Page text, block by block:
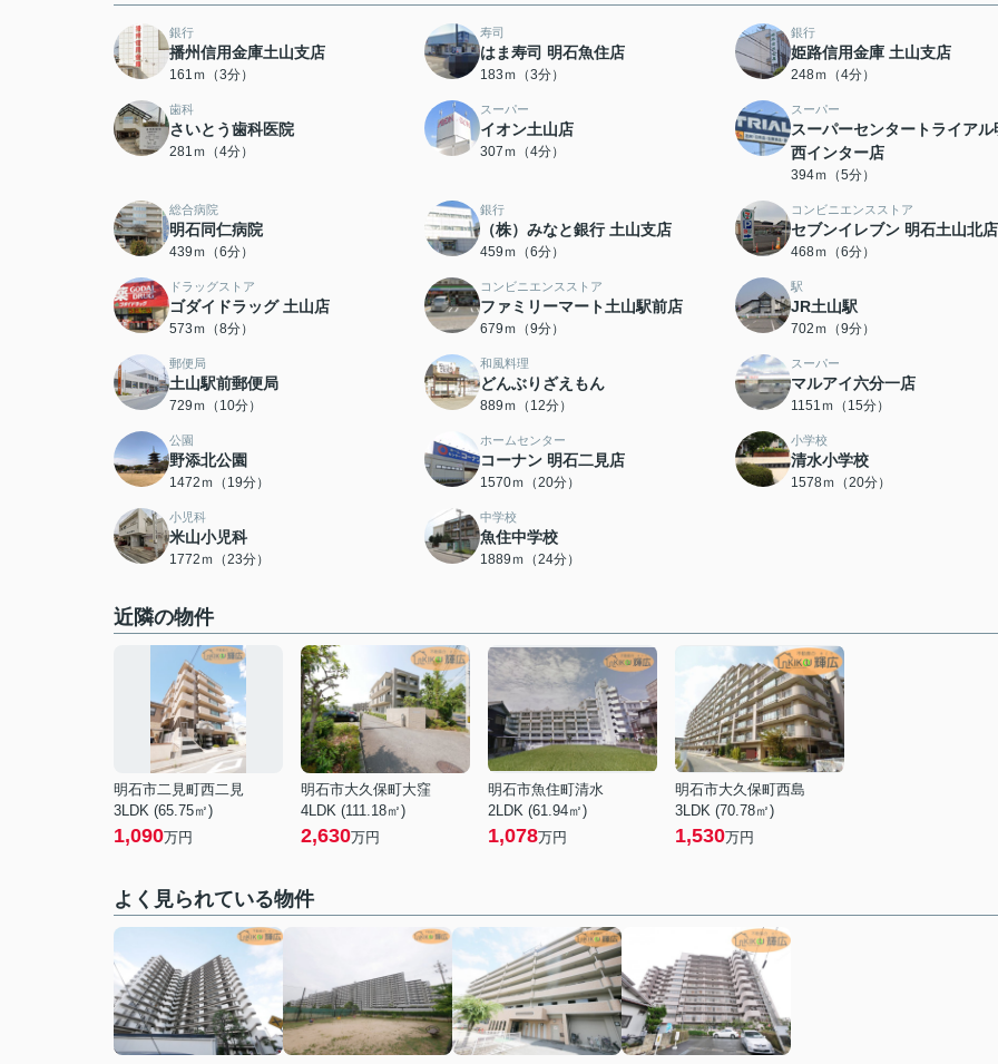
銀行
播州信用金庫土山支店
161ｍ（3分）
寿司
はま寿司 明石魚住店
183ｍ（3分）
銀行
姫路信用金庫 土山支店
248ｍ（4分）
歯科
さいとう歯科医院
281ｍ（4分）
スーパー
イオン土山店
307ｍ（4分）
スーパー
スーパーセンタートライアル
西インター店
394ｍ（5分）
総合病院
明石同仁病院
439ｍ（6分）
銀行
（株）みなと銀行 土山支店
459ｍ（6分）
コンビニエンスストア
セブンイレブン 明石土山北店
468ｍ（6分）
ドラッグストア
ゴダイドラッグ 土山店
573ｍ（8分）
コンビニエンスストア
ファミリーマート土山駅前店
679ｍ（9分）
駅
JR土山駅
702ｍ（9分）
郵便局
土山駅前郵便局
729ｍ（10分）
和風料理
どんぶりざえもん
889ｍ（12分）
スーパー
マルアイ六分一店
1151ｍ（15分）
公園
野添北公園
1472ｍ（19分）
ホームセンター
コーナン 明石二見店
1570ｍ（20分）
小学校
清水小学校
1578ｍ（20分）
小児科
米山小児科
1772ｍ（23分）
中学校
魚住中学校
1889ｍ（24分）
近隣の物件
明石市二見町西二見
3LDK (65.75㎡)
1,090万円
明石市大久保町大窪
4LDK (111.18㎡)
2,630万円
明石市魚住町清水
2LDK (61.94㎡)
1,078万円
明石市大久保町西島
3LDK (70.78㎡)
1,530万円
よく見られている物件